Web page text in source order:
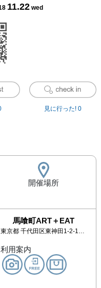
11.22 wed
見に行った! 0
開催場所
馬喰町ART＋EAT
東京都 千代田区東神田1-2-11アガタ竹澤ビル202号
利用案内